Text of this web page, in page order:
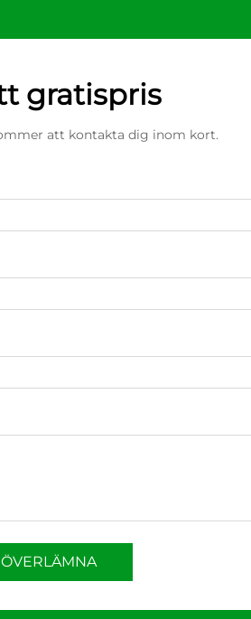
gratispris
att kontakta dig inom kort.
ÖVERLÄMNA